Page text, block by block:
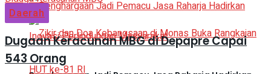
Daerah
Dugaan Keracunan MBG di Depapre Capai
543 Orang